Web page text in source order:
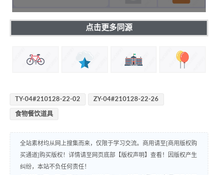
点击更多同源
TY-04#210128-22-02 ZY-04#210128-22-26
食物餐饮道具
全站素材均从网上搜集而来，仅限于学习交流。商用请至[商用版权购
买通道]购买版权！详情请至网页底部【版权声明】查看！因版权产生
纠纷，本站不负任何责任！